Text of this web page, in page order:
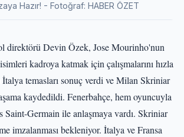
Hazır! - Fotoğraf: HABER ÖZET
direktörü Devin Özek, Jose Mourinho'nun
kadroya katmak için çalışmalarını hızla
temasları sonuç verdi ve Milan Skriniar
kaydedildi. Fenerbahçe, hem oyuncuyla
Saint-Germain ile anlaşmaya vardı. Skriniar
imzalanması bekleniyor. İtalya ve Fransa